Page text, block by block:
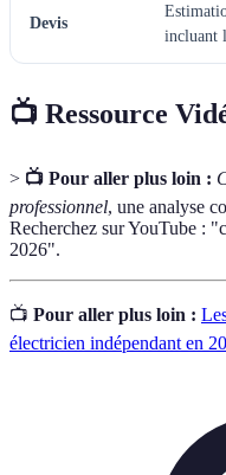
Devis
incluant
📺 Ressource
> 📺 Pour aller plus loin :
professionnel, une analyse
Recherchez sur YouTube :
2026".
📺 Pour aller plus loin :
électricien indépendant en